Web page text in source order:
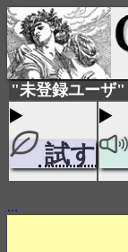
"未登録ユーザ"
試す
...